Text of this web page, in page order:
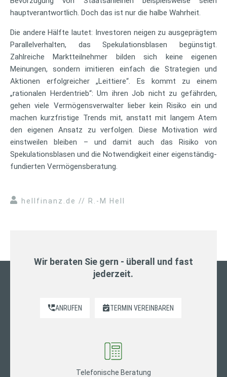
hauptverantwortlich. Doch das ist nur die halbe Wahrheit.
Die andere Hälfte lautet: Investoren neigen zu ausgeprägtem
Parallelverhalten, das Spekulationsblasen begünstigt.
Zahlreiche Marktteilnehmer bilden sich keine eigenen
Meinungen, sondern imitieren einfach die Strategien und
Aktionen erfolgreicher „Leittiere“. Es kommt zu einem
„rationalen Herdentrieb“: Um ihren Job nicht zu gefährden,
gehen viele Vermögensverwalter lieber kein Risiko ein und
machen kurzfristige Trends mit, anstatt mit langem Atem
den eigenen Ansatz zu verfolgen. Diese Motivation wird
einstweilen bleiben – und damit auch das Risiko von
Spekulationsblasen und die Notwendigkeit einer eigenständig-
fundierten Vermögensberatung.
hellfinanz.de // R.-M Hell
Wir beraten Sie gern - überall und fast
jederzeit.
ANRUFEN TERMIN VEREINBAREN
Telefonische Beratung